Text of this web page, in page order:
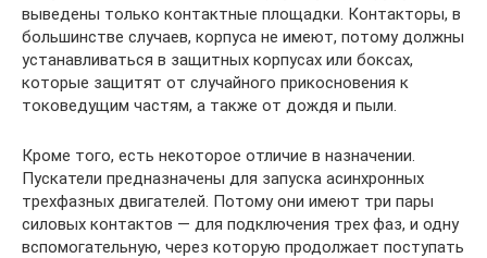
выведены только контактные площадки. Контакторы, в
большинстве случаев, корпуса не имеют, потому должны
устанавливаться в защитных корпусах или боксах,
которые защитят от случайного прикосновения к
токоведущим частям, а также от дождя и пыли.
Кроме того, есть некоторое отличие в назначении.
Пускатели предназначены для запуска асинхронных
трехфазных двигателей. Потому они имеют три пары
силовых контактов — для подключения трех фаз, и одну
вспомогательную, через которую продолжает поступать